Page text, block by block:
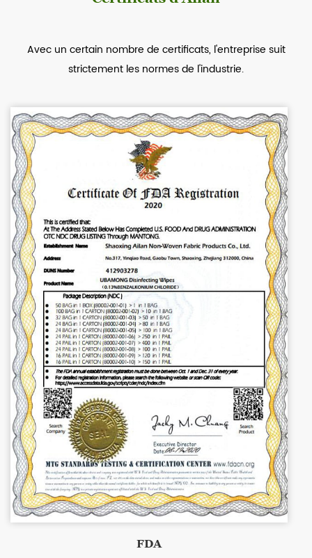
Avec un certain nombre de certificats, l'entreprise suit
strictement les normes de l'industrie.
FDA